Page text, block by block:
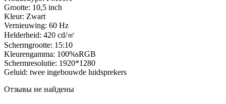
Grootte: 10,5 inch
Kleur: Zwart
Vernieuwing: 60 Hz
Helderheid: 420 cd/㎡
Schermgrootte: 15:10
Kleurengamma: 100%sRGB
Schermresolutie: 1920*1280
Geluid: twee ingebouwde luidsprekers
Отзывы не найдены